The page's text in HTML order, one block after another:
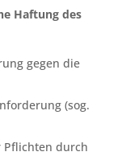
Haftung des
gegen die
(sog.
Pflichten durch